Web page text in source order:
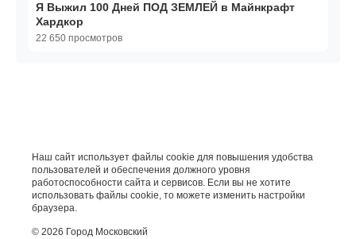
Я Выжил 100 Дней ПОД ЗЕМЛЕЙ в Майнкрафт
Хардкор
22 650 просмотров
Наш сайт использует файлы cookie для повышения удобства
пользователей и обеспечения должного уровня
работоспособности сайта и сервисов. Если вы не хотите
использовать файлы cookie, то можете изменить настройки
браузера.
© 2026 Город Московский